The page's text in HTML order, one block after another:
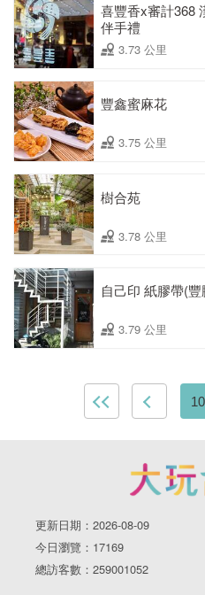
喜豐香x審計368
伴手禮
3.73 公里
豐鑫蜜麻花
3.75 公里
樹合苑
3.78 公里
自己印 紙膠帶(
3.79 公里
10
更新日期：2026-08-09
今日瀏覽：17169
總訪客數：259001052